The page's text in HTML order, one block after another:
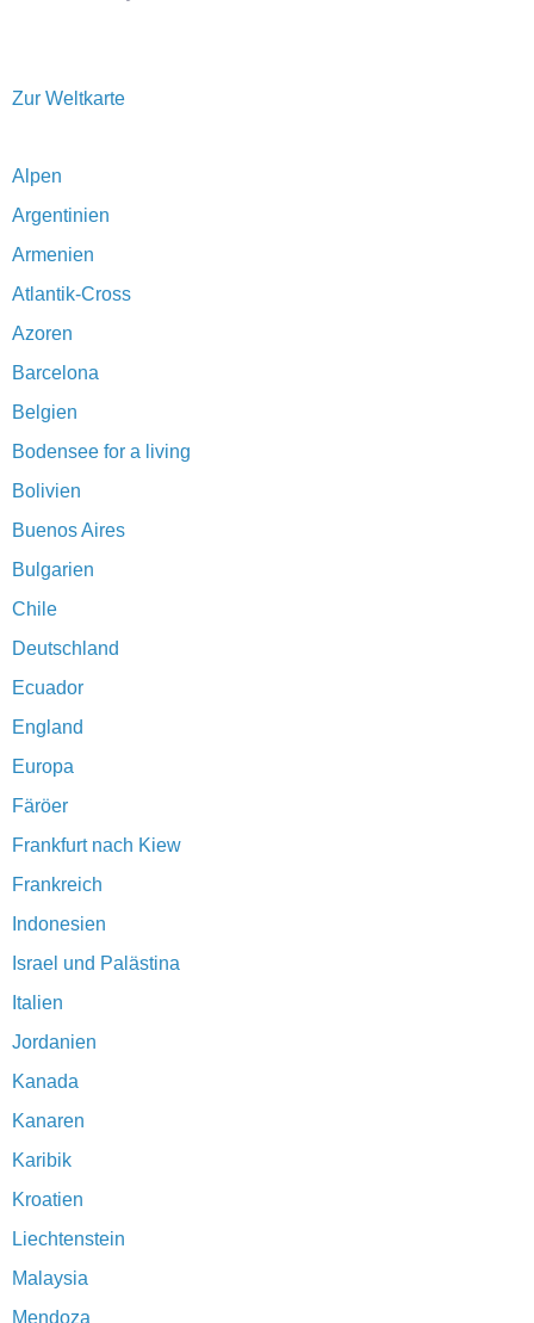
Zur Weltkarte
Alpen
Argentinien
Armenien
Atlantik-Cross
Azoren
Barcelona
Belgien
Bodensee for a living
Bolivien
Buenos Aires
Bulgarien
Chile
Deutschland
Ecuador
England
Europa
Färöer
Frankfurt nach Kiew
Frankreich
Indonesien
Israel und Palästina
Italien
Jordanien
Kanada
Kanaren
Karibik
Kroatien
Liechtenstein
Malaysia
Mendoza